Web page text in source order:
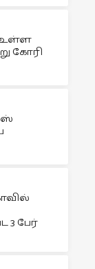
உள்ள
கோரி
3 பேர்